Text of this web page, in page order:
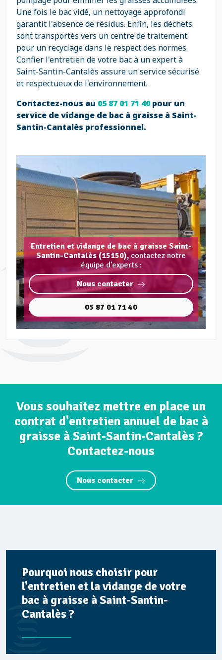
Une fois le bac vidé, un nettoyage approfondi
garantit l'absence de résidus. Enfin, les déchets
sont transportés vers un centre de traitement
pour un recyclage dans le respect des normes.
Confier l'entretien de votre bac à un expert à
Saint-Santin-Cantalès assure un service sécurisé
et respectueux de l'environnement.
Contactez-nous au 05 87 01 71 40pour un
service de vidange de bac à graisse à Saint-
Santin-Cantalès professionnel.
Entretien et vidange de bac à graisse Saint-
Santin-Cantalès (15150), contactez notre
équipe d'experts :
Nous contacter
05 87 01 71 40
Vous souhaitez mettre en place un
contrat d'entretien annuel de bac à
graisse à Saint-Santin-Cantalès ?
Contactez-nous
Nous contacter
Pourquoi nous choisir pour
l'entretien et la vidange de votre
bac à graisse à Saint-Santin-
Cantalès ?